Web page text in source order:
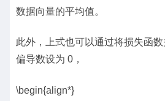
数据向量的平均值。
此外，上式也可以通过将损失函
偏导数设为 0，
\begin{align*}